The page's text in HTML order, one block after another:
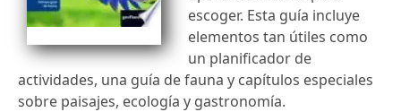
escoger. Esta guía incluye
elementos tan útiles como
un planificador de
actividades, una guía de fauna y capítulos especiales
sobre paisajes, ecología y gastronomía.